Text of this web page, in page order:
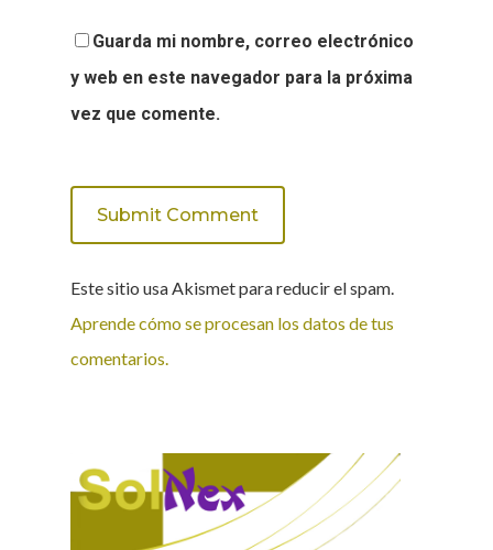
Guarda mi nombre, correo electrónico
y web en este navegador para la próxima
vez que comente.
Este sitio usa Akismet para reducir el spam.
Aprende cómo se procesan los datos de tus
comentarios.